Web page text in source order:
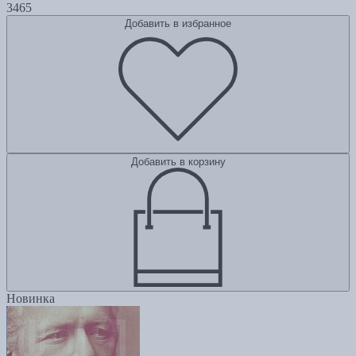
3465
Добавить в избранное
Добавить в корзину
Новинка